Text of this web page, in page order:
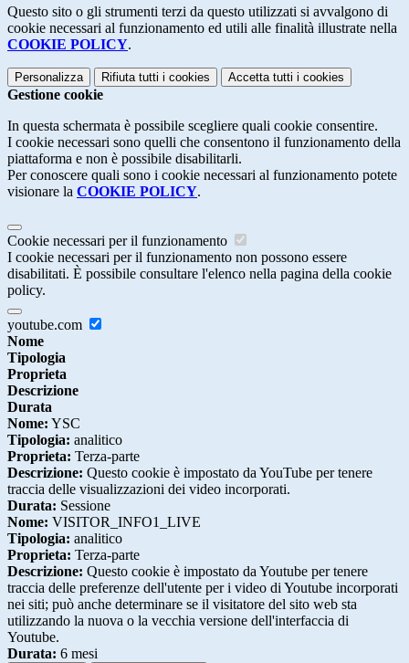
Questo sito o gli strumenti terzi da questo utilizzati si avvalgono di
cookie necessari al funzionamento ed utili alle finalità illustrate nella
COOKIE POLICY.
Personalizza Rifiuta tutti i cookies Accetta tutti i cookies
Gestione cookie
In questa schermata è possibile scegliere quali cookie consentire.
I cookie necessari sono quelli che consentono il funzionamento della
piattaforma e non è possibile disabilitarli.
Per conoscere quali sono i cookie necessari al funzionamento potete
visionare la COOKIE POLICY.
Cookie necessari per il funzionamento
I cookie necessari per il funzionamento non possono essere
disabilitati. È possibile consultare l'elenco nella pagina della cookie
policy.
youtube.com
Nome
Tipologia
Proprieta
Descrizione
Durata
Nome: YSC
Tipologia: analitico
Proprieta: Terza-parte
Descrizione: Questo cookie è impostato da YouTube per tenere
traccia delle visualizzazioni dei video incorporati.
Durata: Sessione
Nome: VISITOR_INFO1_LIVE
Tipologia: analitico
Proprieta: Terza-parte
Descrizione: Questo cookie è impostato da Youtube per tenere
traccia delle preferenze dell'utente per i video di Youtube incorporati
nei siti; può anche determinare se il visitatore del sito web sta
utilizzando la nuova o la vecchia versione dell'interfaccia di
Youtube.
Durata: 6 mesi